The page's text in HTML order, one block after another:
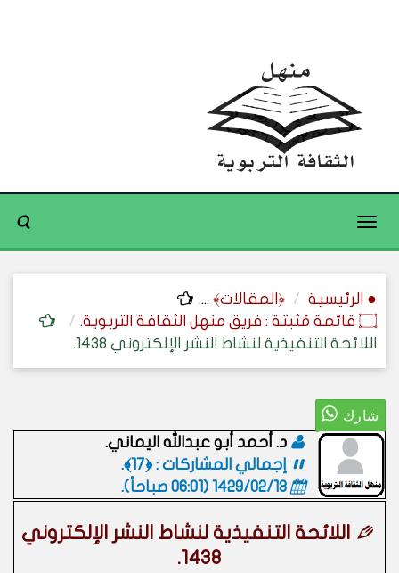
Toggle
● الرئيسية ﴿المقالات﴾ ....
۝ قائمة مُثبتة : فريق منهل الثقافة التربوية.
اللائحة التنفيذية لنشاط النشر الإلكتروني 1438.
د. أحمد أبو عبدالله اليماني.
إجمالي المشاركات : ﴿17﴾.
1429/02/13 (06:01 صباحاً)
.
اللائحة التنفيذية لنشاط النشر الإلكتروني
1438.